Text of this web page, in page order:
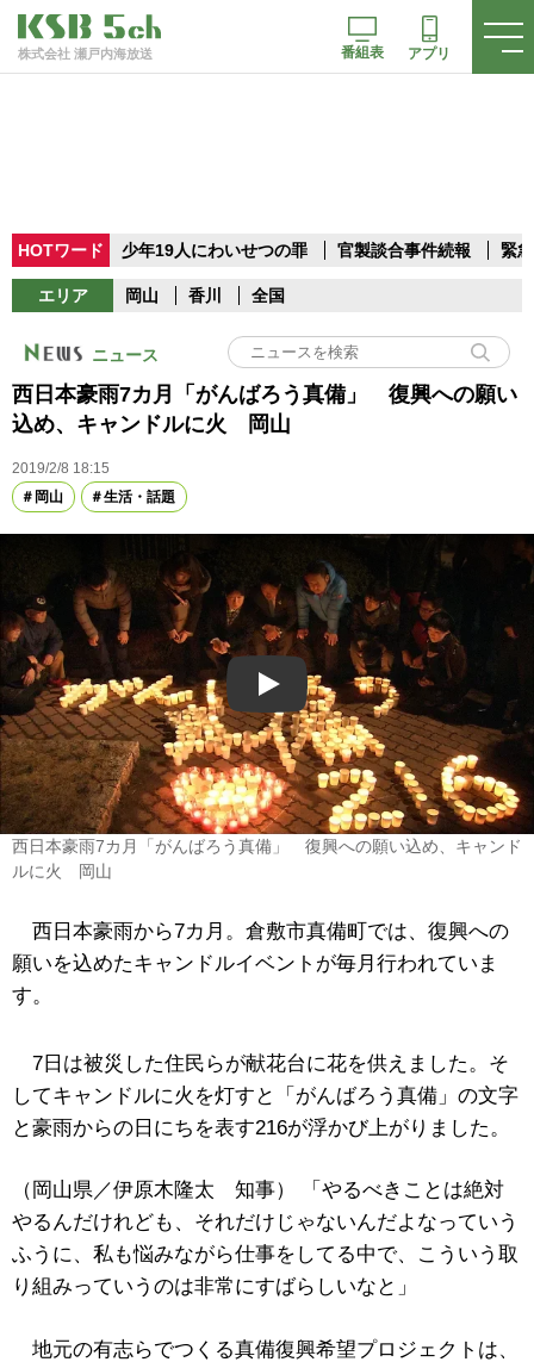
株式会社 瀬戸内海放送 番組表 アプリ
HOTワード 少年19人にわいせつの罪 官製談合事件続報 緊
エリア 岡山 香川 全国
ニュース
西日本豪雨7カ月「がんばろう真備」 復興への願い
込め、キャンドルに火 岡山
2019/2/8 18:15
岡山
生活・話題
Play
西日本豪雨7カ月「がんばろう真備」 復興への願い込め、キャンド
ルに火 岡山
西日本豪雨から7カ月。倉敷市真備町では、復興への
願いを込めたキャンドルイベントが毎月行われていま
す。
7日は被災した住民らが献花台に花を供えました。そ
してキャンドルに火を灯すと「がんばろう真備」の文字
と豪雨からの日にちを表す216が浮かび上がりました。
（岡山県／伊原木隆太 知事） 「やるべきことは絶対
やるんだけれども、それだけじゃないんだよなっていう
ふうに、私も悩みながら仕事をしてる中で、こういう取
り組みっていうのは非常にすばらしいなと」
地元の有志らでつくる真備復興希望プロジェクトは、